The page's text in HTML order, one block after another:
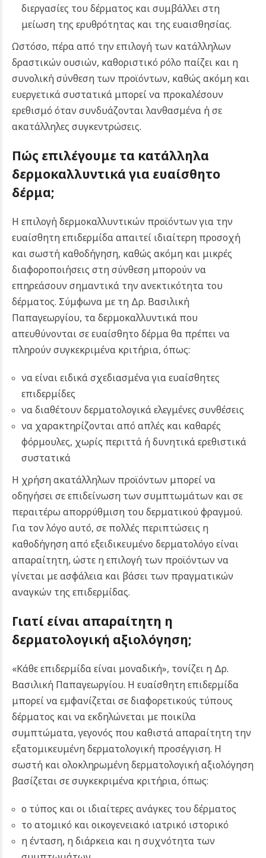
διεργασίες του δέρματος και συμβάλλει στη
μείωση της ερυθρότητας και της ευαισθησίας.
Ωστόσο, πέρα από την επιλογή των κατάλληλων
δραστικών ουσιών, καθοριστικό ρόλο παίζει και η
συνολική σύνθεση των προϊόντων, καθώς ακόμη και
ευεργετικά συστατικά μπορεί να προκαλέσουν
ερεθισμό όταν συνδυάζονται λανθασμένα ή σε
ακατάλληλες συγκεντρώσεις.
Πώς επιλέγουμε τα κατάλληλα
δερμοκαλλυντικά για ευαίσθητο
δέρμα;
Η επιλογή δερμοκαλλυντικών προϊόντων για την
ευαίσθητη επιδερμίδα απαιτεί ιδιαίτερη προσοχή
και σωστή καθοδήγηση, καθώς ακόμη και μικρές
διαφοροποιήσεις στη σύνθεση μπορούν να
επηρεάσουν σημαντικά την ανεκτικότητα του
δέρματος. Σύμφωνα με τη Δρ. Βασιλική
Παπαγεωργίου, τα δερμοκαλλυντικά που
απευθύνονται σε ευαίσθητο δέρμα θα πρέπει να
πληρούν συγκεκριμένα κριτήρια, όπως:
να είναι ειδικά σχεδιασμένα για ευαίσθητες
επιδερμίδες
να διαθέτουν δερματολογικά ελεγμένες συνθέσεις
να χαρακτηρίζονται από απλές και καθαρές
φόρμουλες, χωρίς περιττά ή δυνητικά ερεθιστικά
συστατικά
Η χρήση ακατάλληλων προϊόντων μπορεί να
οδηγήσει σε επιδείνωση των συμπτωμάτων και σε
περαιτέρω απορρύθμιση του δερματικού φραγμού.
Για τον λόγο αυτό, σε πολλές περιπτώσεις η
καθοδήγηση από εξειδικευμένο δερματολόγο είναι
απαραίτητη, ώστε η επιλογή των προϊόντων να
γίνεται με ασφάλεια και βάσει των πραγματικών
αναγκών της επιδερμίδας.
Γιατί είναι απαραίτητη η
δερματολογική αξιολόγηση;
«Κάθε επιδερμίδα είναι μοναδική», τονίζει η Δρ.
Βασιλική Παπαγεωργίου. Η ευαίσθητη επιδερμίδα
μπορεί να εμφανίζεται σε διαφορετικούς τύπους
δέρματος και να εκδηλώνεται με ποικίλα
συμπτώματα, γεγονός που καθιστά απαραίτητη την
εξατομικευμένη δερματολογική προσέγγιση. Η
σωστή και ολοκληρωμένη δερματολογική αξιολόγηση
βασίζεται σε συγκεκριμένα κριτήρια, όπως:
ο τύπος και οι ιδιαίτερες ανάγκες του δέρματος
το ατομικό και οικογενειακό ιατρικό ιστορικό
η ένταση, η διάρκεια και η συχνότητα των